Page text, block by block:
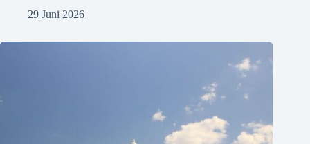
29 Juni 2026